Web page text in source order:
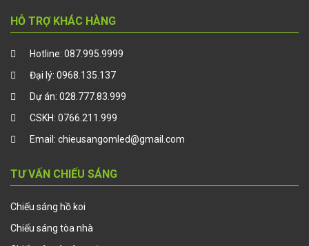
HỖ TRỢ KHÁC HÀNG
Hotline: 087.995.9999
Đại lý: 0968.135.137
Dự án: 028.777.83.999
CSKH: 0766.211.999
Email: chieusangomled@gmail.com
TƯ VẤN CHIẾU SÁNG
Chiếu sáng hồ koi
Chiếu sáng tòa nhà